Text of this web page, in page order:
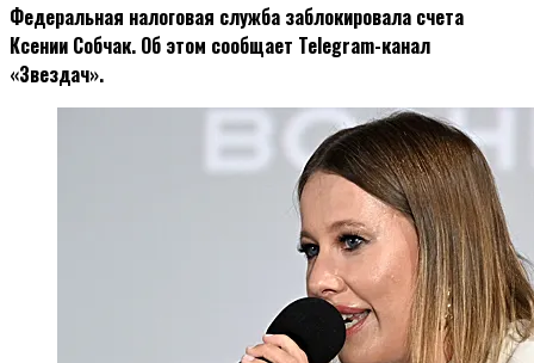
Федеральная налоговая служба заблокировала счета
Ксении Собчак. Об этом сообщает Telegram-канал
«Звездач».